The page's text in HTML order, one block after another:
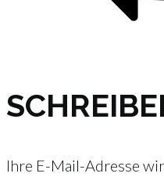
Ihre E-Mail-Adresse